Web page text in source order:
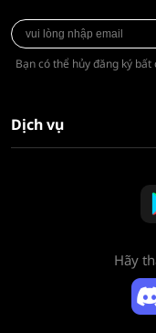
Bạn có thể hủy đăng ký
Dịch vụ
Hãy